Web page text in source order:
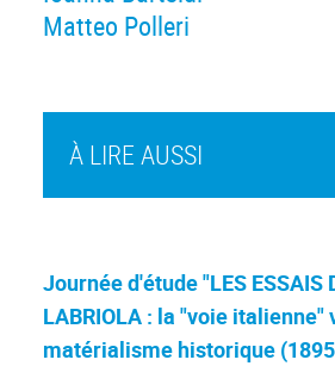
À LIRE AUSSI
Journée d'étude "LES ESSAIS
LABRIOLA : la "voie italienne"
matérialisme historique
Matteo Polleri